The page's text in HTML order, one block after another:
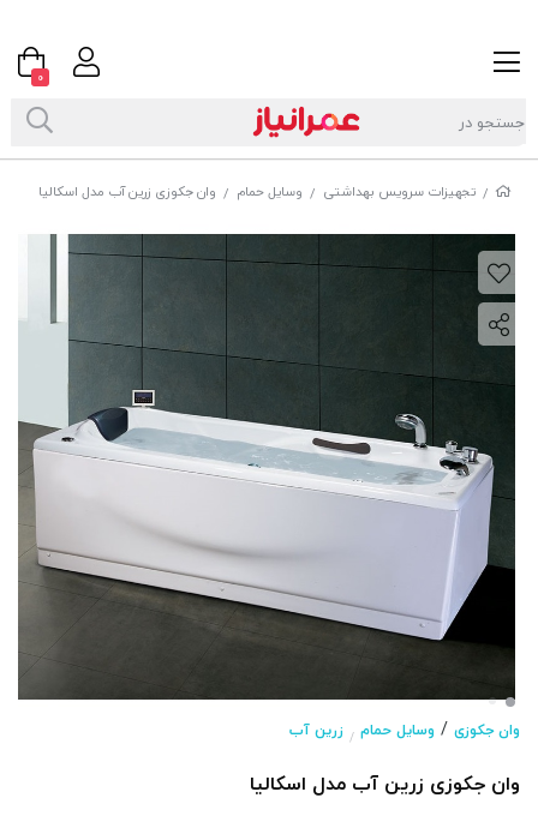
/ تجهیزات سرویس بهداشتی / وسایل حمام / وان جکوزی زرین آب مدل اسکالیا
وان جکوزی / وسایل حمام / زرین آب
وان جکوزی زرین آب مدل اسکالیا
0